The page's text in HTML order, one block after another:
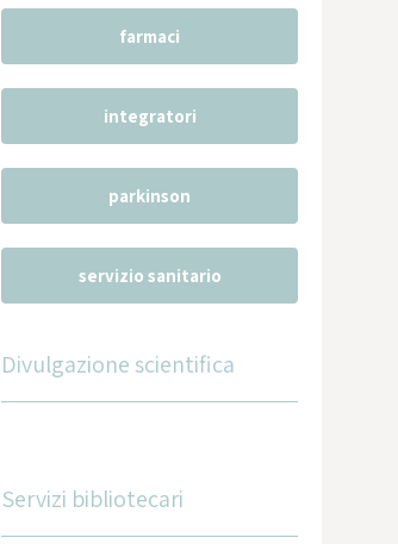
farmaci
integratori
parkinson
servizio sanitario
Divulgazione scientifica
Servizi bibliotecari